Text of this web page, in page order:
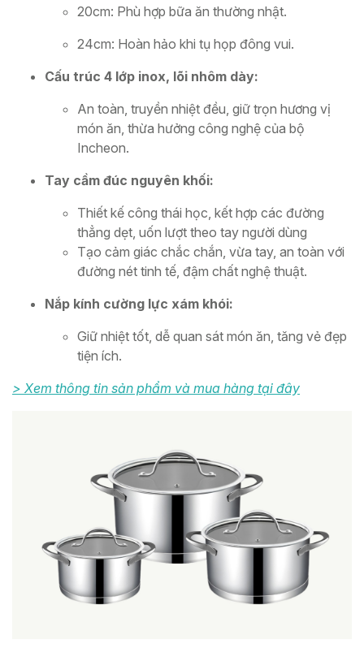
20cm: Phù hợp bữa ăn thường nhật.
24cm: Hoàn hảo khi tụ họp đông vui.
Cấu trúc 4 lớp inox, lõi nhôm dày:
An toàn, truyền nhiệt đều, giữ trọn hương vị
món ăn, thừa hưởng công nghệ của bộ
Incheon.
Tay cầm đúc nguyên khối:
Thiết kế công thái học, kết hợp các đường
thẳng dẹt, uốn lượt theo tay người dùng
Tạo cảm giác chắc chắn, vừa tay, an toàn với
đường nét tinh tế, đậm chất nghệ thuật.
Nắp kính cường lực xám khói:
Giữ nhiệt tốt, dễ quan sát món ăn, tăng vẻ đẹp
tiện ích.
> Xem thông tin sản phẩm và mua hàng tại đây